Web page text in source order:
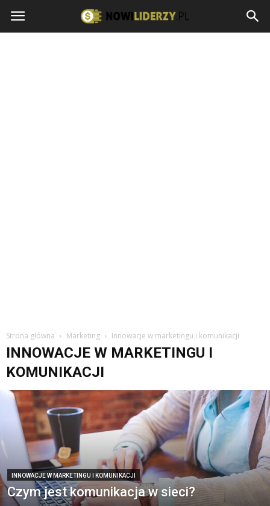
Strona główna Marketing Innowacje w marketingu i komunikacji
INNOWACJE W MARKETINGU I
KOMUNIKACJI
INNOWACJE W MARKETINGU I KOMUNIKACJI
Czym jest komunikacja w sieci?